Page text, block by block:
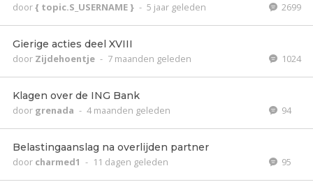
door{ topic.S_USERNAME } - 5 jaar geleden 2699
Gierige acties deel XVIII
door Zijdehoentje - 7 maanden geleden 1024
Klagen over de ING Bank
door grenada - 4 maanden geleden 94
Belastingaanslag na overlijden partner
door charmed1 - 11 dagen geleden 95